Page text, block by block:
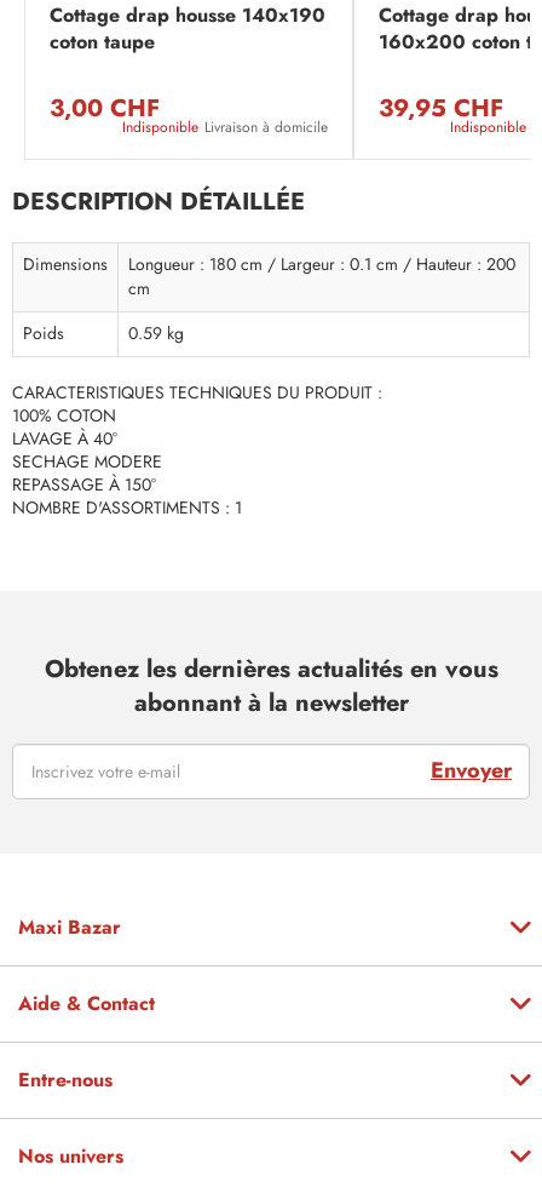
Cottage drap housse 140x190
coton taupe
3,00 CHF
Indisponible Livraison à domicile
Cottage drap
160x200 coton
39,95 CHF
Indisponible
DESCRIPTION DÉTAILLÉE
Dimensions
Longueur : 180 cm / Largeur : 0.1 cm / Hauteur : 200
cm
Poids
0.59 kg
CARACTERISTIQUES TECHNIQUES DU PRODUIT :
100% COTON
LAVAGE À 40°
SECHAGE MODERE
REPASSAGE À 150°
NOMBRE D'ASSORTIMENTS : 1
Obtenez les dernières actualités en vous
abonnant à la newsletter
Envoyer
Maxi Bazar
Aide & Contact
Entre-nous
Nos univers